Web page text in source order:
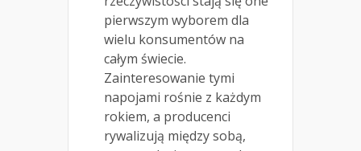
pierwszym wyborem dla
wielu konsumentów na
całym świecie.
Zainteresowanie tymi
napojami rośnie z każdym
rokiem, a producenci
rywalizują między sobą,